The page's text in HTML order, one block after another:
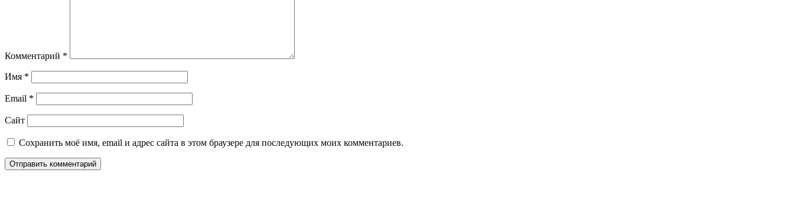
Комментарий *
Имя *
Email *
Сайт
Сохранить моё имя, email и адрес сайта в этом браузере для последующих моих комментариев.